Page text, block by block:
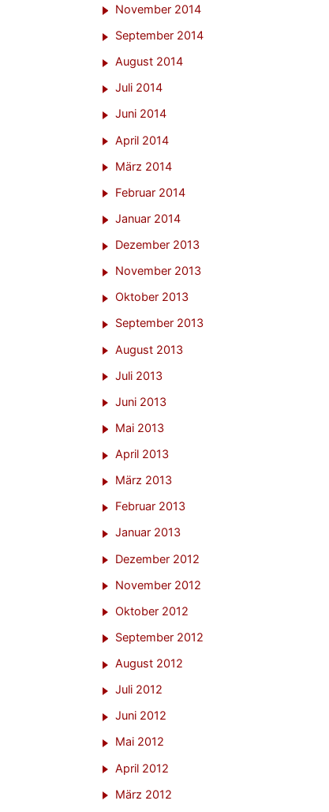
November 2014
September 2014
August 2014
Juli 2014
Juni 2014
April 2014
März 2014
Februar 2014
Januar 2014
Dezember 2013
November 2013
Oktober 2013
September 2013
August 2013
Juli 2013
Juni 2013
Mai 2013
April 2013
März 2013
Februar 2013
Januar 2013
Dezember 2012
November 2012
Oktober 2012
September 2012
August 2012
Juli 2012
Juni 2012
Mai 2012
April 2012
März 2012